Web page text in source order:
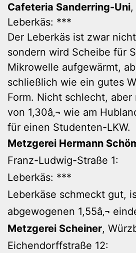
Cafeteria Sanderring-Uni
Leberkäs: ***
Der Leberkäs ist zwar
sondern wird Scheibe für
Mikrowelle aufgewärmt,
schließlich wie ein gutes
Form. Nicht schlecht, aber
von 1,30â‚¬ wie am
für einen Studenten-LKW.
Metzgerei Hermann
Franz-Ludwig-Straße 1:
Leberkäs: ***
Leberkäse schmeckt gut,
abgewogenen 1,55â‚¬
Metzgerei Scheiner,
Eichendorffstraße 12: